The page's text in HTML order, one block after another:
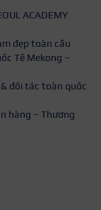
ACADEMY
đẹp toàn cầu
Tế Mekong –
đối tác toàn quốc
hàng – Thương